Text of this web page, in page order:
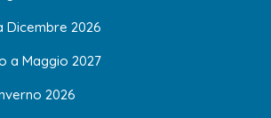
Dicembre 2026
a Maggio 2027
2026